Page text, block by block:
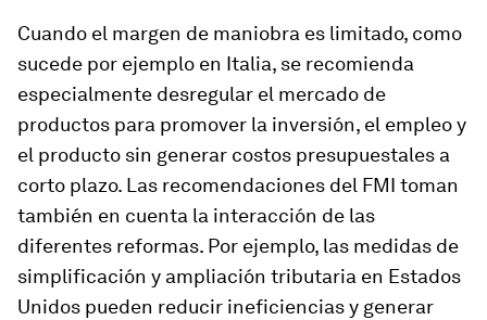
Cuando el margen de maniobra es limitado, como
sucede por ejemplo en Italia, se recomienda
especialmente desregular el mercado de
productos para promover la inversión, el empleo y
el producto sin generar costos presupuestales a
corto plazo. Las recomendaciones del FMI toman
también en cuenta la interacción de las
diferentes reformas. Por ejemplo, las medidas de
simplificación y ampliación tributaria en Estados
Unidos pueden reducir ineficiencias y generar